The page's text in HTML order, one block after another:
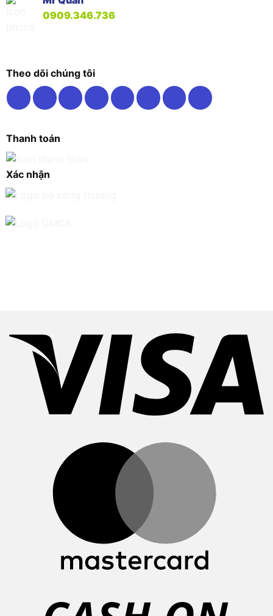
0909.346.736
Theo dõi chúng tôi
Thanh toán
Xác nhận